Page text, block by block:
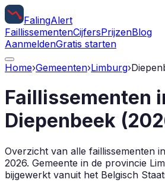
FalingAlert
FaillissementenCijfersPrijzenBlog
AanmeldenGratis starten
Home›Gemeenten›Limburg›
Faillissementen
Diepenbeek (
Overzicht van alle faillissementen in
2026. Gemeente in de provincie
bijgewerkt vanuit het Belgisch